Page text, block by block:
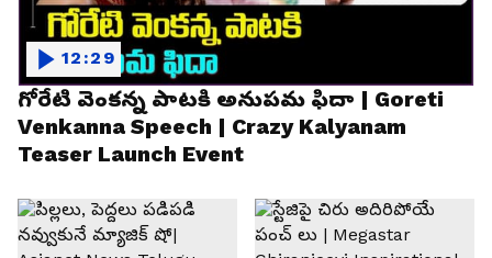
గోరేటి వెంకన్న పాటకి అనుపమ ఫిదా | Goreti
Venkanna Speech | Crazy Kalyanam
Teaser Launch Event
12:29